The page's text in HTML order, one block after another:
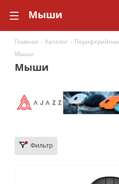
Мыши
Главная - Каталог - Периферийные
Мыши
Мыши
Фильтр